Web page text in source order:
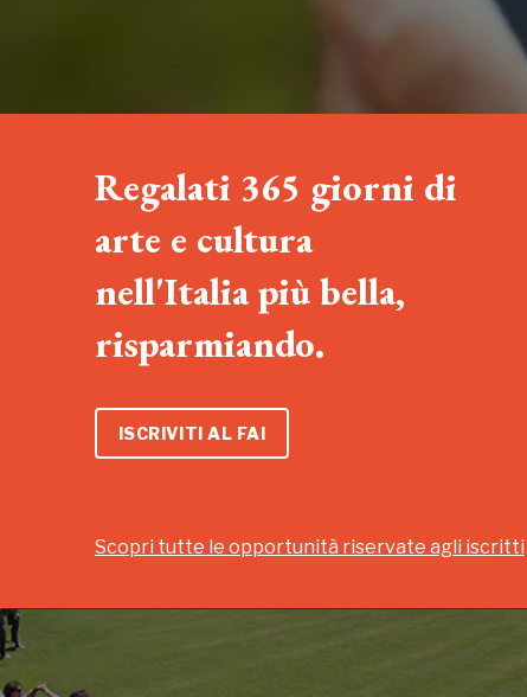
Regalati 365 giorni di
arte e cultura
nell'Italia più bella,
risparmiando.
ISCRIVITI AL FAI
Scopri tutte le opportunità riservate agli iscritti